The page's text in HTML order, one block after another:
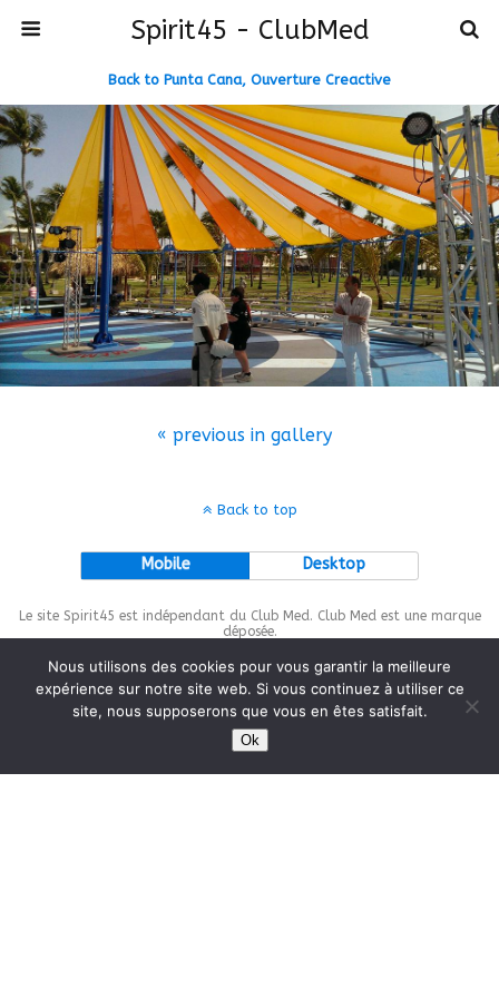
Spirit45 - ClubMed
Back to Punta Cana, Ouverture Creactive
« previous in gallery
Back to top
Mobile Desktop
Le site Spirit45 est indépendant du Club Med. Club Med est une marque
déposée.
This site is protected bywp-copyrightpro.com
Nous utilisons des cookies pour vous garantir la meilleure
expérience sur notre site web. Si vous continuez à utiliser ce
site, nous supposerons que vous en êtes satisfait.
Ok